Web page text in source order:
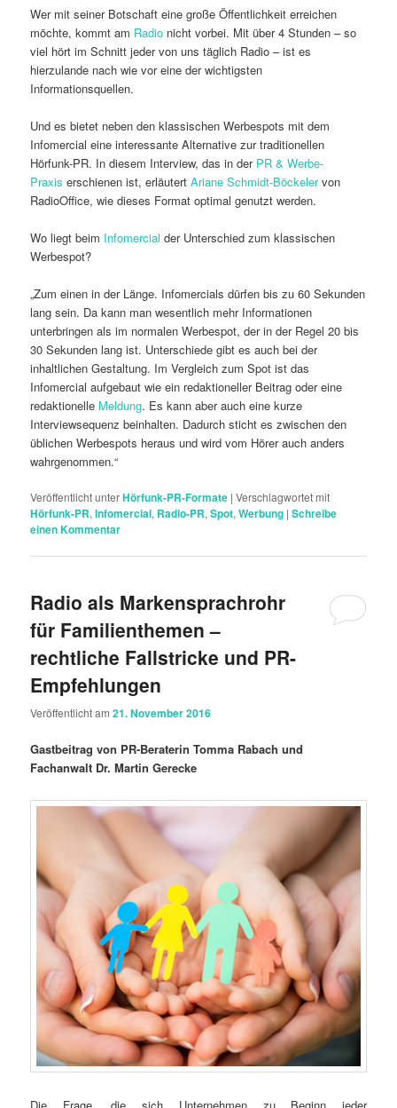
Wer mit seiner Botschaft eine große Öffentlichkeit erreichen
möchte, kommt am Radio nicht vorbei. Mit über 4 Stunden – so
viel hört im Schnitt jeder von uns täglich Radio – ist es
hierzulande nach wie vor eine der wichtigsten
Informationsquellen.
Und es bietet neben den klassischen Werbespots mit dem
Infomercial eine interessante Alternative zur traditionellen
Hörfunk-PR. In diesem Interview, das in der PR & Werbe-
Praxis erschienen ist, erläutertAriane Schmidt-Böckelervon
RadioOffice, wie dieses Format optimal genutzt werden.
Wo liegt beim Infomercial der Unterschied zum klassischen
Werbespot?
„Zum einen in der Länge. Infomercials dürfen bis zu 60 Sekunden
lang sein. Da kann man wesentlich mehr Informationen
unterbringen als im normalen Werbespot, der in der Regel 20 bis
30 Sekunden lang ist. Unterschiede gibt es auch bei der
inhaltlichen Gestaltung. Im Vergleich zum Spot ist das
Infomercial aufgebaut wie ein redaktioneller Beitrag oder eine
redaktionelle Meldung. Es kann aber auch eine kurze
Interviewsequenz beinhalten. Dadurch sticht es zwischen den
üblichen Werbespots heraus und wird vom Hörer auch anders
wahrgenommen.“
Veröffentlicht unterHörfunk-PR-Formate |Verschlagwortet mit
Hörfunk-PR,Infomercial, Radio-PR,Spot,Werbung |Schreibe
einen Kommentar
Radio als Markensprachrohr
für Familienthemen –
rechtliche Fallstricke und PR-
Empfehlungen
Veröffentlicht am21. November 2016
Gastbeitrag von PR-Beraterin Tomma Rabach und
Fachanwalt Dr. Martin Gerecke